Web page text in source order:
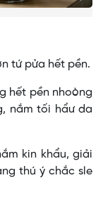
tứ pửa hết pền.
hết pền nhoòng
nắm tối hẩư da
kin khẩu, giải
thú ý chắc sle